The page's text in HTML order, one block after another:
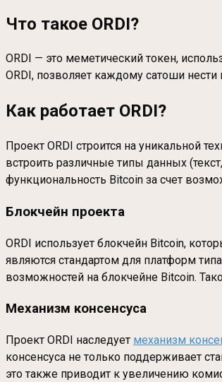
Что такое ORDI?
ORDI — это меметический токен,
ORDI, позволяет каждому сатоши
Как работает ORDI?
Проект ORDI строится на уникальной
встроить различные типы данных
функциональность Bitcoin за счет
Блокчейн проекта
ORDI использует блокчейн Bitcoin,
являются стандартом для платформ типа
возможностей на блокчейне Bitcoin.
Механизм консенсуса
Проект ORDI наследует механизм
консенсуса не только поддерживает
это также приводит к увеличению